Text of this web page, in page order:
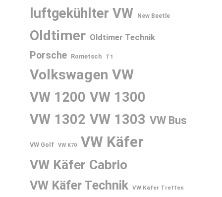
luftgekühlter VW New Beetle
Oldtimer Oldtimer Technik
Porsche Rometsch T1
Volkswagen VW
VW 1200 VW 1300
VW 1302 VW 1303 VW Bus
VW Golf VW K70 VW Käfer
VW Käfer Cabrio
VW Käfer Technik VW Käfer Treffen